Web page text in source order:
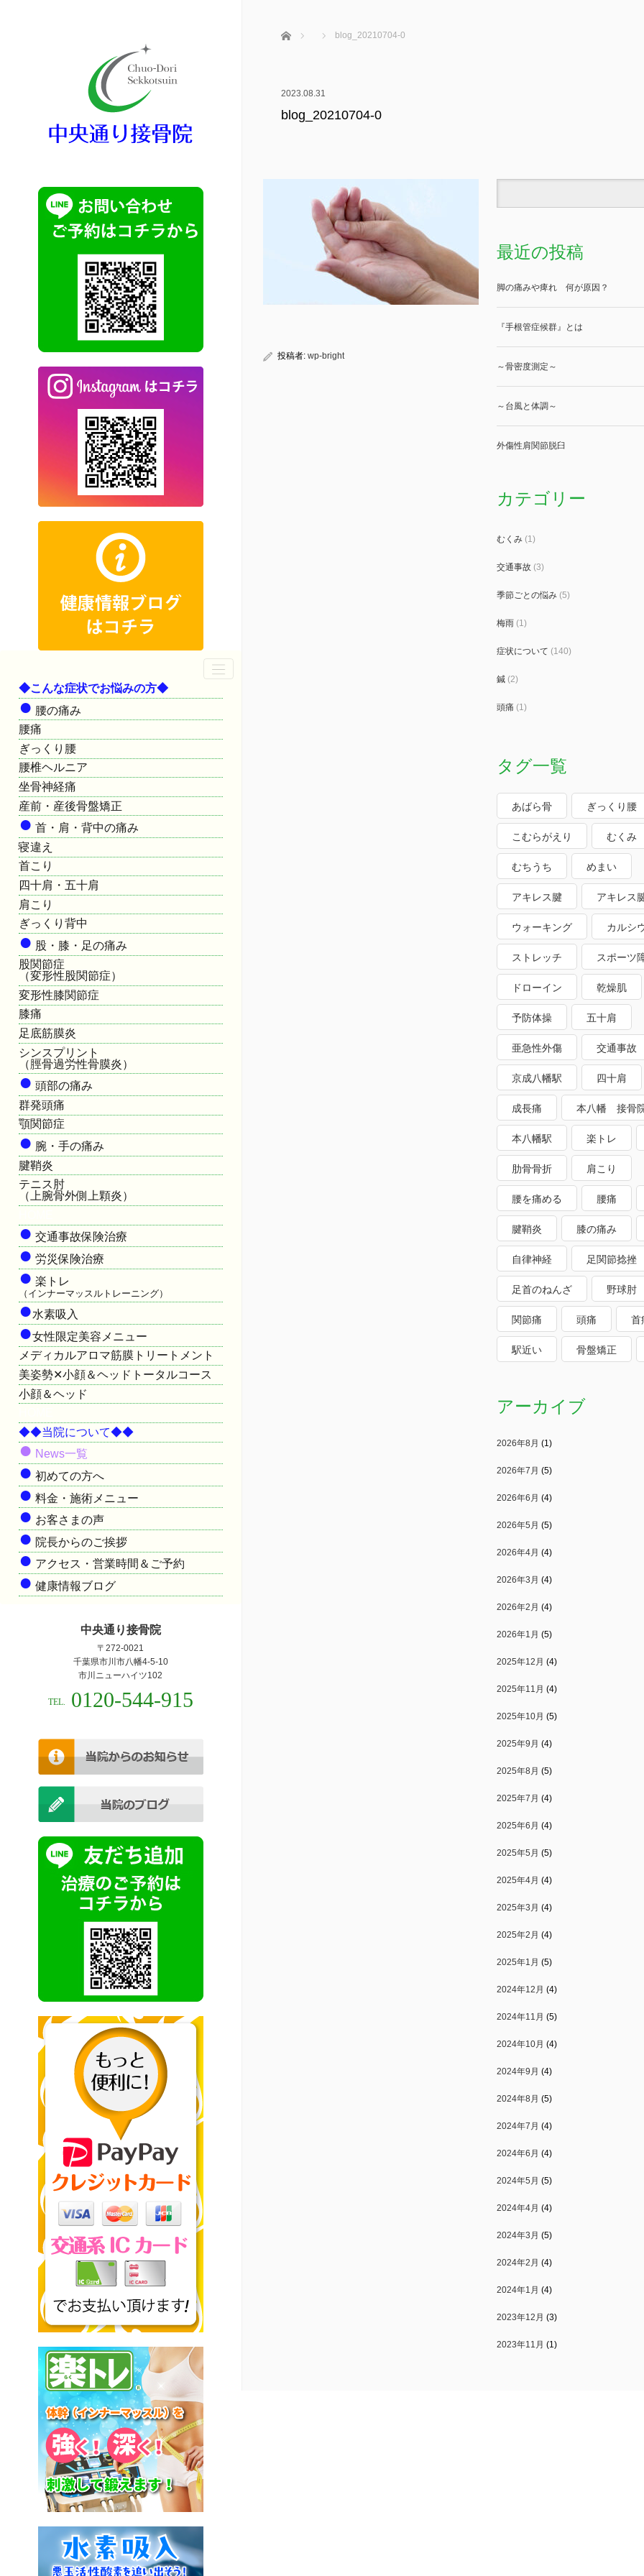
◆こんな症状でお悩みの方◆
● 腰の痛み
腰痛
ぎっくり腰
腰椎ヘルニア
坐骨神経痛
産前・産後骨盤矯正
● 首・肩・背中の痛み
寝違え
首こり
四十肩・五十肩
肩こり
ぎっくり背中
● 股・膝・足の痛み
股関節症
（変形性股関節症）
変形性膝関節症
膝痛
足底筋膜炎
シンスプリント
（脛骨過労性骨膜炎）
● 頭部の痛み
群発頭痛
顎関節症
● 腕・手の痛み
腱鞘炎
テニス肘
（上腕骨外側上顆炎）
● 交通事故保険治療
● 労災保険治療
● 楽トレ
（インナーマッスルトレーニング）
●水素吸入
●女性限定美容メニュー
メディカルアロマ筋膜トリートメント
美姿勢✕小顔＆ヘッドトータルコース
小顔＆ヘッド
◆◆当院について◆◆
● News一覧
● 初めての方へ
● 料金・施術メニュー
● お客さまの声
● 院長からのご挨拶
● アクセス・営業時間＆ご予約
● 健康情報ブログ
中央通り接骨院
〒272-0021
千葉県市川市八幡4-5-10
市川ニューハイツ102
TEL. 0120-544-915
ホーム blog_20210704-0
2023.08.31
blog_20210704-0
投稿者: wp-bright
最近の投稿
脚の痛みや痺れ 何が原因？
『手根管症候群』とは
～骨密度測定～
～台風と体調～
外傷性肩関節脱臼
カテゴリー
むくみ(1)
交通事故(3)
季節ごとの悩み(5)
梅雨(1)
症状について (140)
鍼(2)
頭痛 (1)
タグ一覧
あばら骨 ぎっくり腰
こむらがえり むくみ
むちうち めまい
アキレス腱 アキレス
ウォーキング カルシ
ストレッチ スポーツ
ドローイン 乾燥肌
予防体操 五十肩
亜急性外傷 交通事故
京成八幡駅 四十肩
成長痛 本八幡 接骨
本八幡駅 楽トレ
肋骨骨折 肩こり
腰を痛める 腰痛
腱鞘炎 膝の痛み
自律神経 足関節捻挫
足首のねんざ 野球肘
関節痛 頭痛 首
駅近い 骨盤矯正
アーカイブ
2026年8月 (1)
2026年7月 (5)
2026年6月 (4)
2026年5月 (5)
2026年4月 (4)
2026年3月 (4)
2026年2月 (4)
2026年1月 (5)
2025年12月 (4)
2025年11月 (4)
2025年10月 (5)
2025年9月 (4)
2025年8月 (5)
2025年7月 (4)
2025年6月 (4)
2025年5月 (5)
2025年4月 (4)
2025年3月 (4)
2025年2月 (4)
2025年1月 (5)
2024年12月 (4)
2024年11月 (5)
2024年10月 (4)
2024年9月 (4)
2024年8月 (5)
2024年7月 (4)
2024年6月 (4)
2024年5月 (5)
2024年4月 (4)
2024年3月 (5)
2024年2月 (4)
2024年1月 (4)
2023年12月 (3)
2023年11月 (1)